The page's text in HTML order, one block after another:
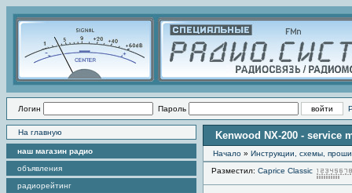
Логин Пароль
На главную
наш магазин радио
объявления
радиорейтинг
Kenwood NX-200 - service
Начало » Инструкции, схемы,
Разместил: Caprice Classic